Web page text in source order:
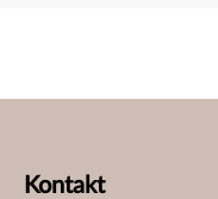
Kontakt